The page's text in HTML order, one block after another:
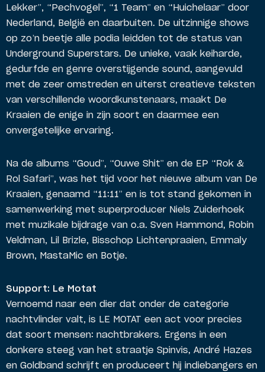
Lekker”, “Pechvogel”, “1 Team” en “Huichelaar” door
Nederland, België en daarbuiten. De uitzinnige shows
op zo’n beetje alle podia leidden tot de status van
Underground Superstars. De unieke, vaak keiharde,
gedurfde en genre overstijgende sound, aangevuld
met de zeer omstreden en uiterst creatieve teksten
van verschillende woordkunstenaars, maakt De
Kraaien de enige in zijn soort en daarmee een
onvergetelijke ervaring.
Na de albums “Goud”, “Ouwe Shit” en de EP “Rok &
Rol Safari”, was het tijd voor het nieuwe album van De
Kraaien, genaamd “11:11” en is tot stand gekomen in
samenwerking met superproducer Niels Zuiderhoek
met muzikale bijdrage van o.a. Sven Hammond, Robin
Veldman, Lil Brizle, Bisschop Lichtenpraaien, Emmaly
Brown, MastaMic en Botje.
Support: Le Motat
Vernoemd naar een dier dat onder de categorie
nachtvlinder valt, is LE MOTAT een act voor precies
dat soort mensen: nachtbrakers. Ergens in een
donkere steeg van het straatje Spinvis, André Hazes
en Goldband schrijft en produceert hij indiebangers en